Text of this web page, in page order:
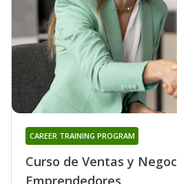
Curso de Ventas y
Emprendedores
CAREER TRAINING PROGRAM